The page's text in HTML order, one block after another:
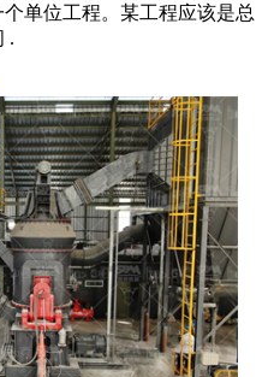
单位工程。某工程应该是总
.